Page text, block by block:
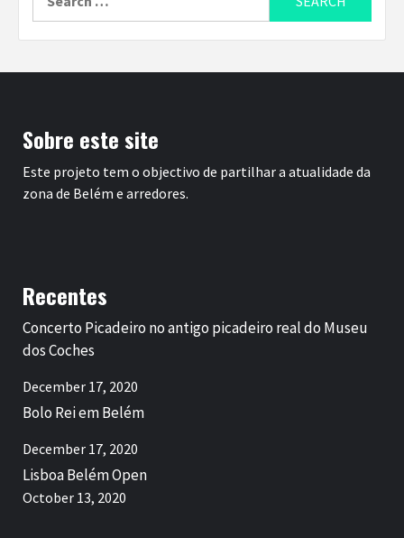
for:
Sobre este site
Este projeto tem o objectivo de partilhar a atualidade da
zona de Belém e arredores.
Recentes
Concerto Picadeiro no antigo picadeiro real do Museu
dos Coches
December 17, 2020
Bolo Rei em Belém
December 17, 2020
Lisboa Belém Open
October 13, 2020